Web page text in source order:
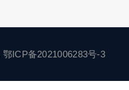
鄂ICP备2021006283号-3